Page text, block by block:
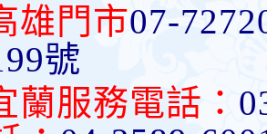
雄門市07-
號
蘭服務電話：